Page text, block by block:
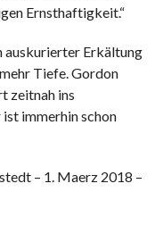
Ernsthaftigkeit.“
auskurierter Erkältung
Tiefe. Gordon
zeitnah ins
immerhin schon
– 1. Maerz 2018 –